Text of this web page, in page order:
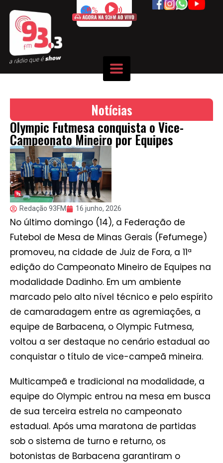
50%
Notícias
Olympic Futmesa conquista o Vice-
Campeonato Mineiro por Equipes
Redação 93FM 16 junho, 2026
No último domingo (14), a Federação de
Futebol de Mesa de Minas Gerais (Fefumege)
promoveu, na cidade de Juiz de Fora, a 11ª
edição do Campeonato Mineiro de Equipes na
modalidade Dadinho. Em um ambiente
marcado pelo alto nível técnico e pelo espírito
de camaradagem entre as agremiações, a
equipe de Barbacena, o Olympic Futmesa,
voltou a ser destaque no cenário estadual ao
conquistar o título de vice-campeã mineira.
Multicampeã e tradicional na modalidade, a
equipe do Olympic entrou na mesa em busca
de sua terceira estrela no campeonato
estadual. Após uma maratona de partidas
sob o sistema de turno e returno, os
botonistas de Barbacena garantiram o